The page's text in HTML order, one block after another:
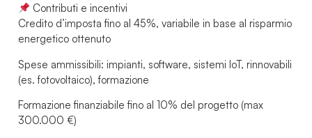
Contributi e incentivi
Credito d’imposta fino al 45%, variabile in base al risparmio
energetico ottenuto
Spese ammissibili: impianti, software, sistemi IoT, rinnovabili
(es. fotovoltaico), formazione
Formazione finanziabile fino al 10% del progetto (max
300.000 €)